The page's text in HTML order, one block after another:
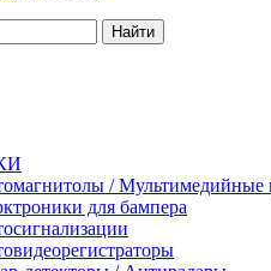
Найти
/ Мультимедийные
для бампера